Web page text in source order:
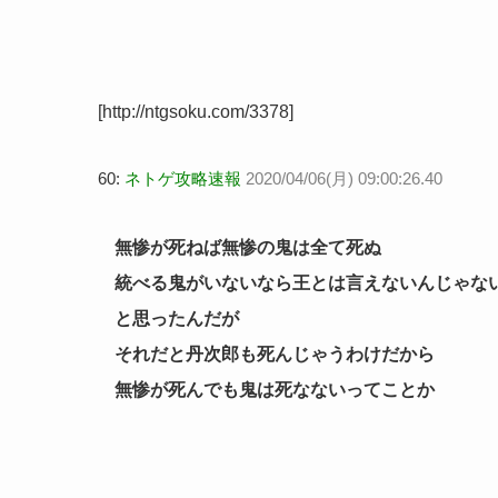
[http://ntgsoku.com/3378]
60: ネトゲ攻略速報 2020/04/06(月) 09:00:26.40
無惨が死ねば無惨の鬼は全て死ぬ
統べる鬼がいないなら王とは言えないんじゃな
と思ったんだが
それだと丹次郎も死んじゃうわけだから
無惨が死んでも鬼は死なないってことか